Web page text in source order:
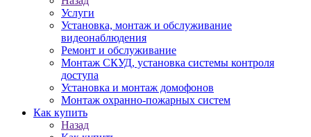
Услуги
Установка, монтаж и обслуживание
видеонаблюдения
Ремонт и обслуживание
Монтаж СКУД, установка системы контроля
доступа
Установка и монтаж домофонов
Монтаж охранно-пожарных систем
Как купить
Назад